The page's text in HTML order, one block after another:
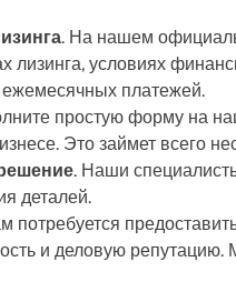
. На нашем
условиях
ежемесячных платежей.
простую форму на
Это займет всего
. Наши
деталей.
потребуется
и деловую